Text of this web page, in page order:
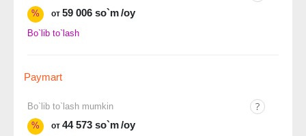
%
от 59 006 so`m/oy
Bo`lib to`lash
Paymart
Bo`lib to`lash mumkin
%
от 44 573 so`m/oy